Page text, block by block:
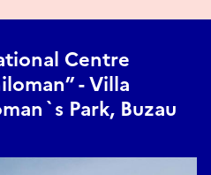
Centre
- Villa
Park, Buzau